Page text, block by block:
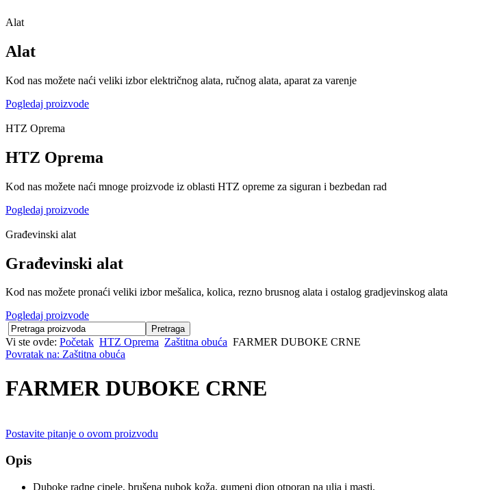
Alat
Alat
Kod nas možete naći veliki izbor električnog alata, ručnog alata, aparat za varenje
Pogledaj proizvode
HTZ Oprema
HTZ Oprema
Kod nas možete naći mnoge proizvode iz oblasti HTZ opreme za siguran i bezbedan rad
Pogledaj proizvode
Građevinski alat
Građevinski alat
Kod nas možete pronaći veliki izbor mešalica, kolica, rezno brusnog alata i ostalog gradjevinskog alata
Pogledaj proizvode
Vi ste ovde: Početak HTZ Oprema Zaštitna obuća FARMER DUBOKE CRNE
Povratak na: Zaštitna obuća
FARMER DUBOKE CRNE
Postavite pitanje o ovom proizvodu
Opis
Duboke radne cipele, brušena nubok koža, gumeni djon otporan na ulja i masti.